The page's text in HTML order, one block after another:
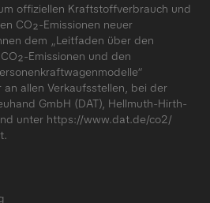
offiziellen Kraftstoffverbrauch und
CO₂-Emissionen neuer
dem „Leitfaden über den
Emissionen und den
allen Verkaufsstellen, bei der
GmbH (DAT), Hellmuth-Hirth-
unter https://www.dat.de/co2/